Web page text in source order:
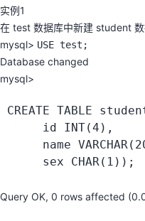
者
学
课
的
我
支
持
术
云
实例1
在 test 数据库中新建 student 数
mysql> USE test;
Database changed
mysql>
CREATE TABLE
     id
INT(4 ) ,
     name
VARCHAR(
     sex
CHAR( 1 ) ) ;
Query OK, 0 rows affected